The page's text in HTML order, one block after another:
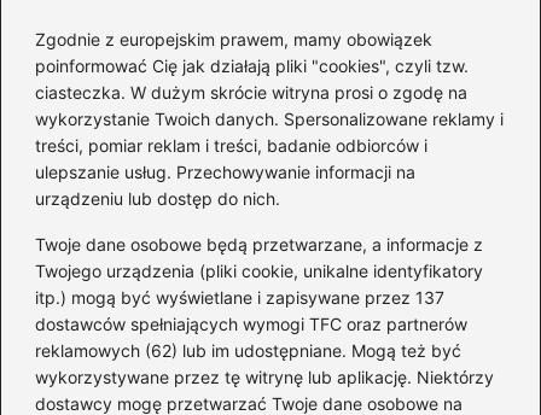
Zgodnie z europejskim prawem, mamy obowiązek
poinformować Cię jak działają pliki "cookies", czyli tzw.
ciasteczka. W dużym skrócie witryna prosi o zgodę na
wykorzystanie Twoich danych. Spersonalizowane reklamy i
treści, pomiar reklam i treści, badanie odbiorców i
ulepszanie usług. Przechowywanie informacji na
urządzeniu lub dostęp do nich.
Twoje dane osobowe będą przetwarzane, a informacje z
Twojego urządzenia (pliki cookie, unikalne identyfikatory
itp.) mogą być wyświetlane i zapisywane przez 137
dostawców spełniających wymogi TFC oraz partnerów
reklamowych (62) lub im udostępniane. Mogą też być
wykorzystywane przez tę witrynę lub aplikację. Niektórzy
dostawcy mogę przetwarzać Twoje dane osobowe na
Nowe wyzwania i szanse: Jak ustawa o
zdrowiu publicznym transformuje polski
system ochrony zdrowia
Odkrywamy, jakie auto ma Tusk:
zaskakujące fakty o jego samochodach
Czy Hołownia ma związek z Kościołem?
Odkrywamy jego duchową drogę
Burmistrz czy prezydent? Zobacz, jakie
są kluczowe różnice w samorządzie w
Polsce